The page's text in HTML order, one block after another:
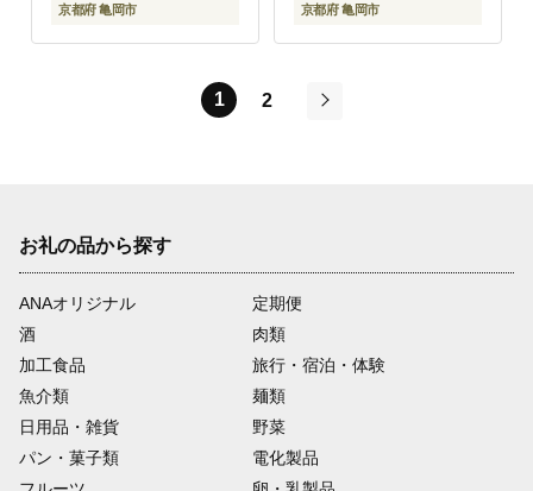
京都府 亀岡市 京都府 亀岡市
1
2
お礼の品から探す
ANAオリジナル
定期便
酒
肉類
加工食品
旅行・宿泊・体験
魚介類
麺類
日用品・雑貨
野菜
パン・菓子類
電化製品